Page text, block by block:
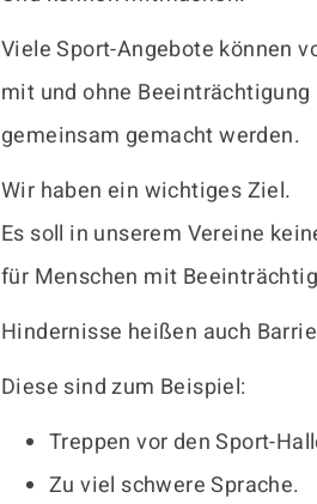
Viele Sport-Angebote können
mit und ohne Beeinträchtigung
gemeinsam gemacht werden.
Wir haben ein wichtiges Ziel.
Es soll in unserem Vereine
für Menschen mit
Hindernisse heißen auch
Diese sind zum Beispiel:
Treppen vor den Sport-
Zu viel schwere Sprache.